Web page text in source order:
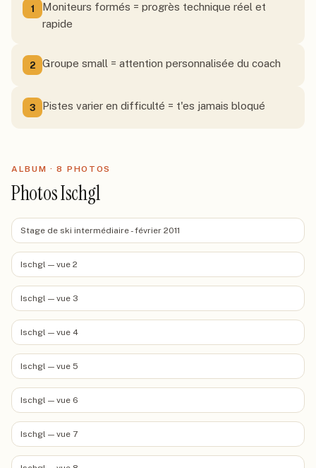
1
Moniteurs formés = progrès technique réel et
rapide
2 Groupe small = attention personnalisée du coach
3 Pistes varier en difficulté = t'es jamais bloqué
ALBUM ·8 PHOTOS
Photos Ischgl
Stage de ski intermédiaire - février 2011
Ischgl — vue 2
Ischgl — vue 3
Ischgl — vue 4
Ischgl — vue 5
Ischgl — vue 6
Ischgl — vue 7